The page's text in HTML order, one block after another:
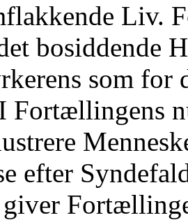
Liv.
bosiddende
som for
Fortællingens
efter